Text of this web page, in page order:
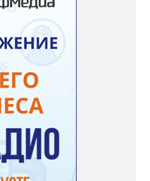
аромат и до них
в пучки, сушу –
Лаванда широко
отметила собеседница
узколистная».
Всхожесть оказалась
из каждой пачки четыре
покупки (по весне)
в холодильник на два
мелкой корой. Семена
Если иногда срезать
куртины, лаванда
– этот символ